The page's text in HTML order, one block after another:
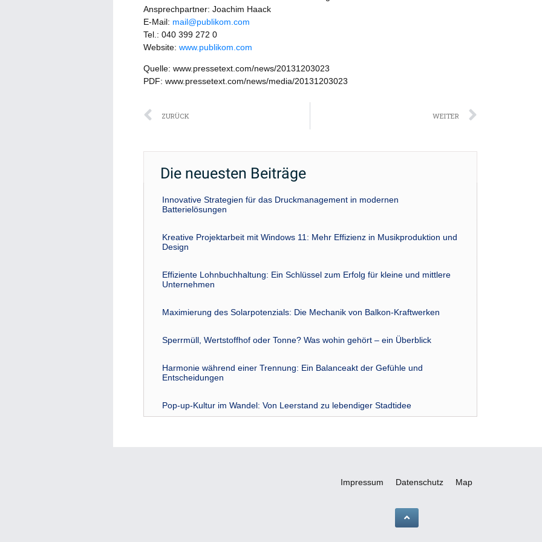
Ansprechpartner: Joachim Haack
E-Mail: mail@publikom.com
Tel.: 040 399 272 0
Website: www.publikom.com
Quelle: www.pressetext.com/news/20131203023
PDF: www.pressetext.com/news/media/20131203023
Zurück
ZURÜCK WEITER
Die neuesten Beiträge
Innovative Strategien für das Druckmanagement in modernen
Batterielösungen
Kreative Projektarbeit mit Windows 11: Mehr Effizienz in Musikproduktion und
Design
Effiziente Lohnbuchhaltung: Ein Schlüssel zum Erfolg für kleine und mittlere
Unternehmen
Maximierung des Solarpotenzials: Die Mechanik von Balkon-Kraftwerken
Sperrmüll, Wertstoffhof oder Tonne? Was wohin gehört – ein Überblick
Harmonie während einer Trennung: Ein Balanceakt der Gefühle und
Entscheidungen
Pop-up-Kultur im Wandel: Von Leerstand zu lebendiger Stadtidee
Impressum Datenschutz Map